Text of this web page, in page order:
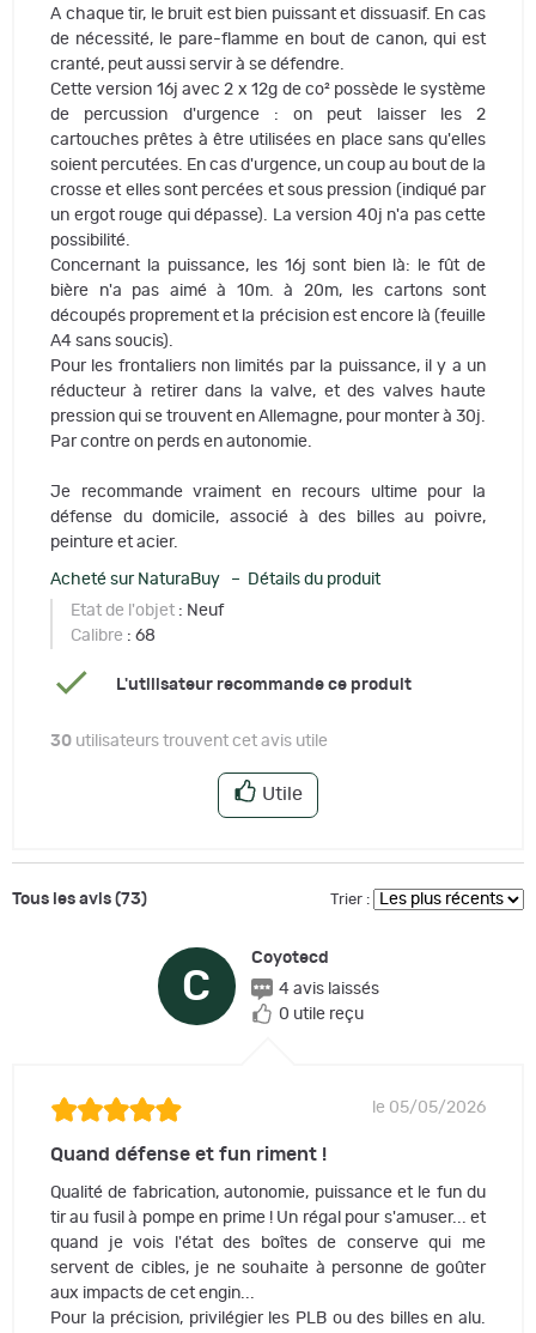
A chaque tir, le bruit est bien puissant et dissuasif. En cas
de nécessité, le pare-flamme en bout de canon, qui est
cranté, peut aussi servir à se défendre.
Cette version 16j avec 2 x 12g de co² possède le système
de percussion d'urgence : on peut laisser les 2
cartouches prêtes à être utilisées en place sans qu'elles
soient percutées. En cas d'urgence, un coup au bout de la
crosse et elles sont percées et sous pression (indiqué par
un ergot rouge qui dépasse). La version 40j n'a pas cette
possibilité.
Concernant la puissance, les 16j sont bien là: le fût de
bière n'a pas aimé à 10m. à 20m, les cartons sont
découpés proprement et la précision est encore là (feuille
A4 sans soucis).
Pour les frontaliers non limités par la puissance, il y a un
réducteur à retirer dans la valve, et des valves haute
pression qui se trouvent en Allemagne, pour monter à 30j.
Par contre on perds en autonomie.
Je recommande vraiment en recours ultime pour la
défense du domicile, associé à des billes au poivre,
peinture et acier.
Acheté sur NaturaBuy – Détails du produit
Etat de l'objet : Neuf
Calibre : 68
L'utilisateur recommande ce produit
30 utilisateurs trouvent cet avis utile
Utile
Tous les avis (73) Trier :
C
Coyotecd
4 avis laissés
0 utile reçu
le 05/05/2026
Quand défense et fun riment !
Qualité de fabrication, autonomie, puissance et le fun du
tir au fusil à pompe en prime ! Un régal pour s'amuser... et
quand je vois l'état des boîtes de conserve qui me
servent de cibles, je ne souhaite à personne de goûter
aux impacts de cet engin...
Pour la précision, privilégier les PLB ou des billes en alu.